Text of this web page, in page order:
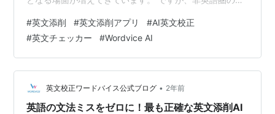
とは難しい場合があります。 このような問題を解決する
ために、 AIライティングツールは効果的な英文添削を行
い、文書の質を向上させることで、 英語でのコミュニケ
ーションに自信を持てるようサポートします。 今回は、
無料のAI英語添削アプリをご紹介し、 そのアプリを使用
して英文添削を行う方法につい…
#英文添削 #英文添削アプリ #AI英文校正
#英文チェッカー #Wordvice AI
英文校正ワードバイス公式ブログ • 2年前
英語の文法ミスをゼロに！最も正確な英文添削AI